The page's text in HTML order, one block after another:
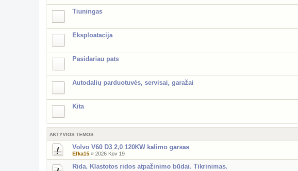
Tiuningas
Eksploatacija
Pasidariau pats
Autodalių parduotuvės, servisai, garažai
Kita
AKTYVIOS TEMOS
Volvo V60 D3 2,0 120KW kalimo garsas
Efka15 » 2026 Kov 19
Rida. Klastotos ridos atpažinimo būdai. Tikrinimas.